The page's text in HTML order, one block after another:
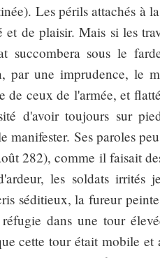
Les périls attachés à
et de plaisir. Mais si les
succombera sous le
par une imprudence, le
de ceux de l'armée, et
d'avoir toujours sur
manifester. Ses paroles
282), comme il faisait
les soldats
séditieux, la fureur
dans une tour
cette tour était mobile